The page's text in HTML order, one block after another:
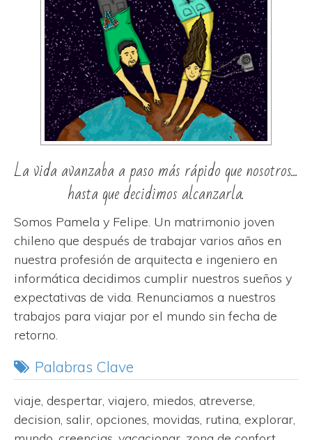
La vida avanzaba a paso más rápido que nosotros...
hasta que decidimos alcanzarla.
Somos Pamela y Felipe. Un matrimonio joven
chileno que después de trabajar varios años en
nuestra profesión de arquitecta e ingeniero en
informática decidimos cumplir nuestros sueños y
expectativas de vida. Renunciamos a nuestros
trabajos para viajar por el mundo sin fecha de
retorno.
Palabras Clave
viaje, despertar, viajero, miedos, atreverse,
decision, salir, opciones, movidas, rutina, explorar,